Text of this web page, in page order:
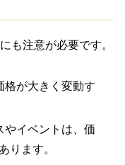
も注意が必要です。
格が大きく変動す
やイベントは、価
ります。